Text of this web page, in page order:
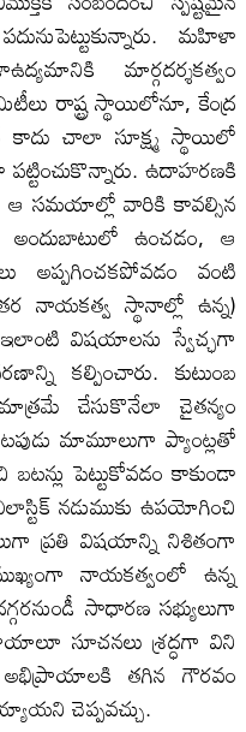
మహిళా
మార్గదర్శకత్వం
రాష్ట్ర స్థాయిలోనూ, కేంద్ర
చాలా సూక్ష్మ స్థాయిలో
ఉదాహరణకి
ఆ సమయాల్లో వారికి కావల్సిన
ఉంచడం, ఆ
అప్పగించకపోవడం వంటి
నాయకత్వ స్థానాల్లో ఉన్న)
ఇలాంటి విషయాలను స్వేచ్ఛగా
కల్పించారు. కుటుంబ
మాత్రమే చేసుకొనేలా చైతన్యం
మామూలుగా ప్యాంట్లతో
బటన్లు పెట్టుకోవడం కాకుండా
నడుముకు ఉపయోగించి
ప్రతి విషయాన్ని నిశితంగా
నాయకత్వంలో ఉన్న
సాధారణ సభ్యులుగా
సూచనలు శ్రద్ధగా విని
తగిన గౌరవం
చెప్పవచ్చు.